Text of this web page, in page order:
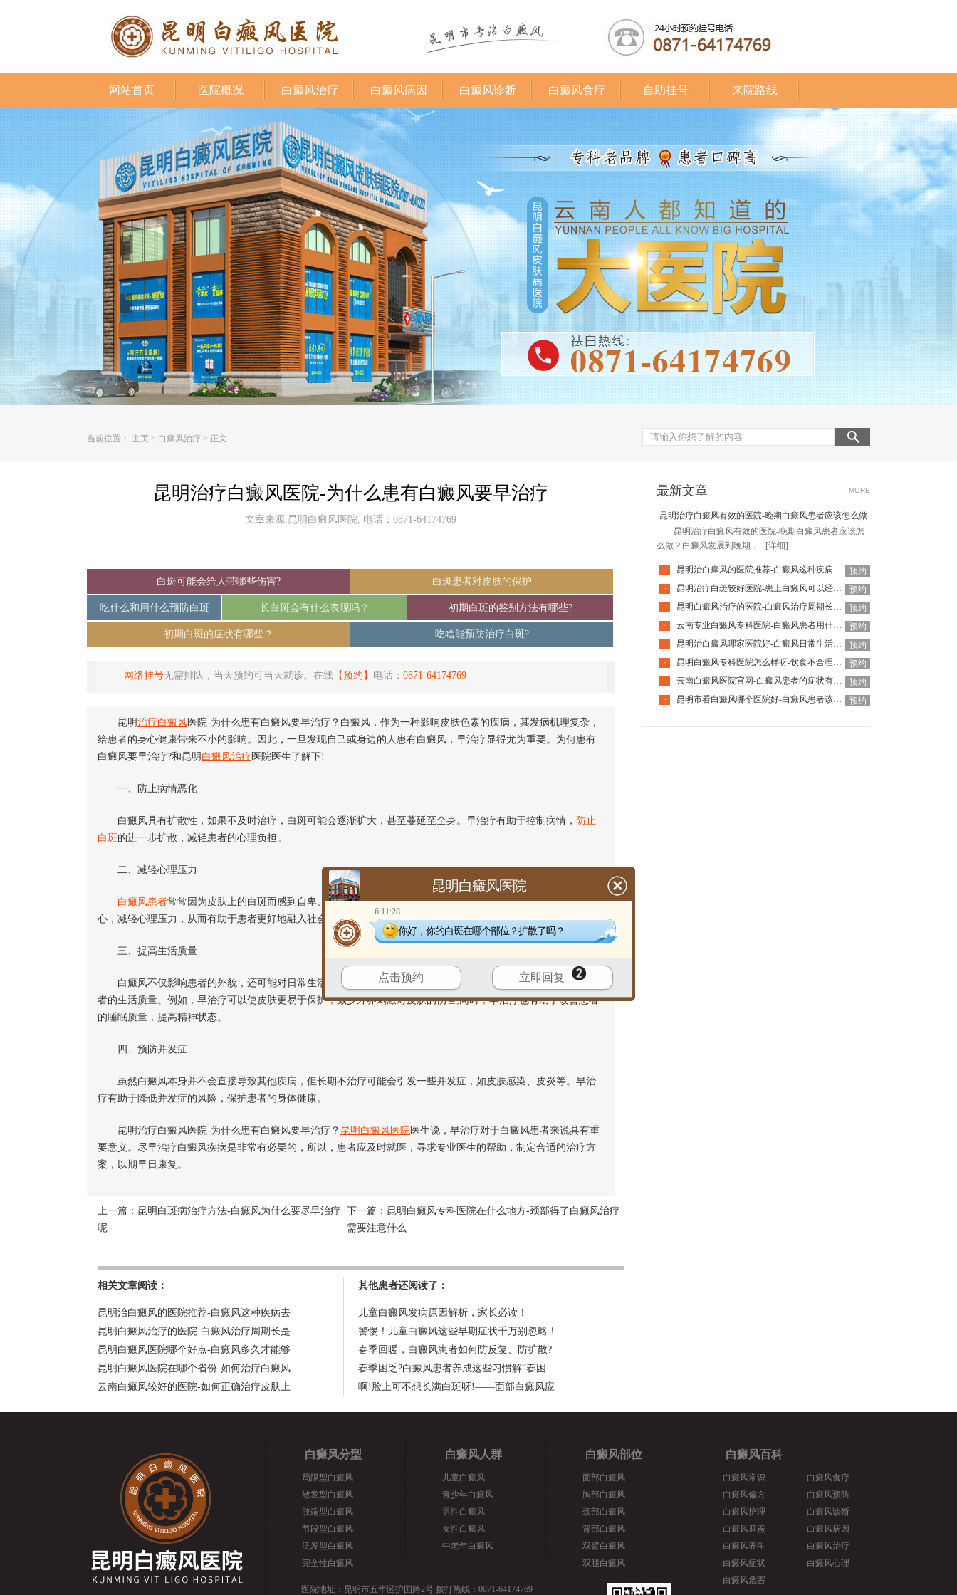
网站首页 医院概况 白癜风治疗 白癜风病因 白癜风诊断 白癜风食疗 自助挂号 来院路线
当前位置： 主页 > 白癜风治疗 > 正文
昆明治疗白癜风医院-为什么患有白癜风要早治疗
文章来源:昆明白癜风医院, 电话：0871-64174769
白斑可能会给人带哪些伤害? 白斑患者对皮肤的保护
吃什么和用什么预防白斑 长白斑会有什么表现吗？ 初期白斑的鉴别方法有哪些?
初期白斑的症状有哪些？ 吃啥能预防治疗白斑?
网络挂号无需排队，当天预约可当天就诊。在线 【预约】 电话： 0871-64174769
昆明治疗白癜风 医院-为什么患有白癜风要早治疗？白癜风，作为一种影响皮肤色素的疾病，其发病机理复杂，
给患者的身心健康带来不小的影响。因此，一旦发现自己或身边的人患有白癜风，早治疗显得尤为重要。为何患有
白癜风要早治疗?和昆明 白癜风治疗 医院医生了解下!
一、防止病情恶化
白癜风具有扩散性，如果不及时治疗，白斑可能会逐渐扩大，甚至蔓延至全身。早治疗有助于控制病情， 防止
白斑的进一步扩散，减轻患者的心理负担。
二、减轻心理压力
白癜风患者常常因为皮肤上的白斑而感到自卑、焦虑，甚至抑郁。早治疗有助于改善患者的外貌，提高自信
心，减轻心理压力，从而有助于患者更好地融入社会，享受正常的生活。
三、提高生活质量
白癜风不仅影响患者的外貌，还可能对日常生活产生一定的影响。早治疗有助于恢复皮肤的正常功能，提高患
者的生活质量。例如，早治疗可以使皮肤更易于保护，减少外界刺激对皮肤的伤害;同时，早治疗也有助于改善患者
的睡眠质量，提高精神状态。
四、预防并发症
虽然白癜风本身并不会直接导致其他疾病，但长期不治疗可能会引发一些并发症，如皮肤感染、皮炎等。早治
疗有助于降低并发症的风险，保护患者的身体健康。
昆明治疗白癜风医院-为什么患有白癜风要早治疗？ 昆明白癜风医院 医生说，早治疗对于白癜风患者来说具有重
要意义。尽早治疗白癜风疾病是非常有必要的，所以，患者应及时就医，寻求专业医生的帮助，制定合适的治疗方
案，以期早日康复。
上一篇： 昆明白斑病治疗方法-白癜风为什么要尽早治疗
呢
下一篇： 昆明白癜风专科医院在什么地方-颈部得了白癜风治疗
需要注意什么
相关文章阅读：
昆明治白癜风的医院推荐-白癜风这种疾病去
昆明白癜风治疗的医院-白癜风治疗周期长是
昆明白癜风医院哪个好点-白癜风多久才能够
昆明白癜风医院在哪个省份-如何治疗白癜风
云南白癜风较好的医院-如何正确治疗皮肤上
其他患者还阅读了：
儿童白癜风发病原因解析，家长必读！
警惕！儿童白癜风这些早期症状千万别忽略！
春季回暖，白癜风患者如何防反复、防扩散?
春季困乏?白癜风患者养成这些习惯解“春困
啊!脸上可不想长满白斑呀!——面部白癜风应
最新文章 MORE
昆明治疗白癜风有效的医院-晚期白癜风患者应该怎么做
昆明治疗白癜风有效的医院-晚期白癜风患者应该怎
么做？白癜风发展到晚期，... [详细]
· 昆明治白癜风的医院推荐-白癜风这种疾病去怎么治疗更好
预约
·
昆明治疗白斑较好医院-患上白癜风可以经常洗澡吗
预约
·
昆明白癜风治疗的医院-白癜风治疗周期长是什么原因导致的
预约
·
云南专业白癜风专科医院-白癜风患者用什么洗衣液比较好
预约
·
昆明治白癜风哪家医院好-白癜风日常生活有哪些禁忌
预约
·
昆明白癜风专科医院怎么样呀-饮食不合理也会引起白癜风吗
预约
·
云南白癜风医院官网-白癜风患者的症状有哪些特点
预约
·
昆明市看白癜风哪个医院好-白癜风患者该如何度过冬季 预约
白癜风分型
局限型白癜风
散发型白癜风
肢端型白癜风
节段型白癜风
泛发型白癜风
完全性白癜风
白癜风人群
儿童白癜风
青少年白癜风
男性白癜风
女性白癜风
中老年白癜风
白癜风部位
面部白癜风
胸部白癜风
颈部白癜风
背部白癜风
双臂白癜风
双腿白癜风
白癜风百科
白癜风常识
白癜风偏方
白癜风护理
白癜风遮盖
白癜风养生
白癜风症状
白癜风危害
白癜风食疗
白癜风预防
白癜风诊断
白癜风病因
白癜风治疗
白癜风心理
医院地址：昆明市五华区护国路2号 拨打热线：0871-64174769
昆明白癜风医院
6:11:28
你好，你的白斑在哪个部位？扩散了吗？
点击预约 立即回复